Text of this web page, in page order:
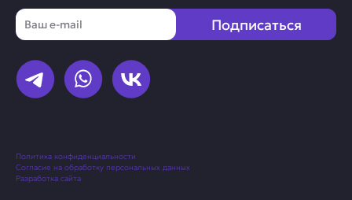
Email
Подписаться
Политика конфиденциальности
Согласие на обработку персональных данных
Разработка сайта